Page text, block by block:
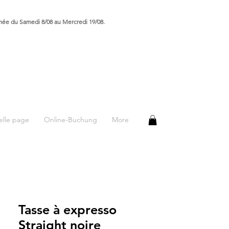
du Samedi 8/08 au Mercredi 19/08.
page Online-Buchung More
Tasse à expresso
Straight noire